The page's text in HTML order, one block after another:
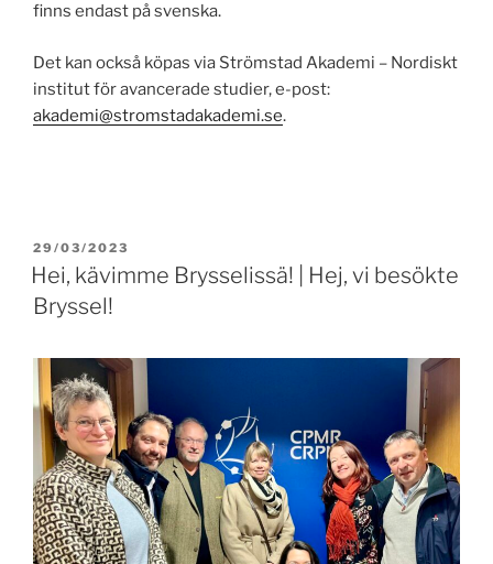
finns endast på svenska.
Det kan också köpas via Strömstad Akademi – Nordiskt
institut för avancerade studier, e-post:
akademi@stromstadakademi.se.
PUBLICERAT
29/03/2023
Hei, kävimme Brysselissä! | Hej, vi besökte
Bryssel!